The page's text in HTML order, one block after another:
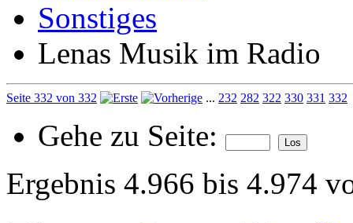
Sonstiges
Lenas Musik im Radio
Seite 332 von 332 ... 232 282 322 330 331 332
Gehe zu Seite:
Ergebnis 4.966 bis 4.974